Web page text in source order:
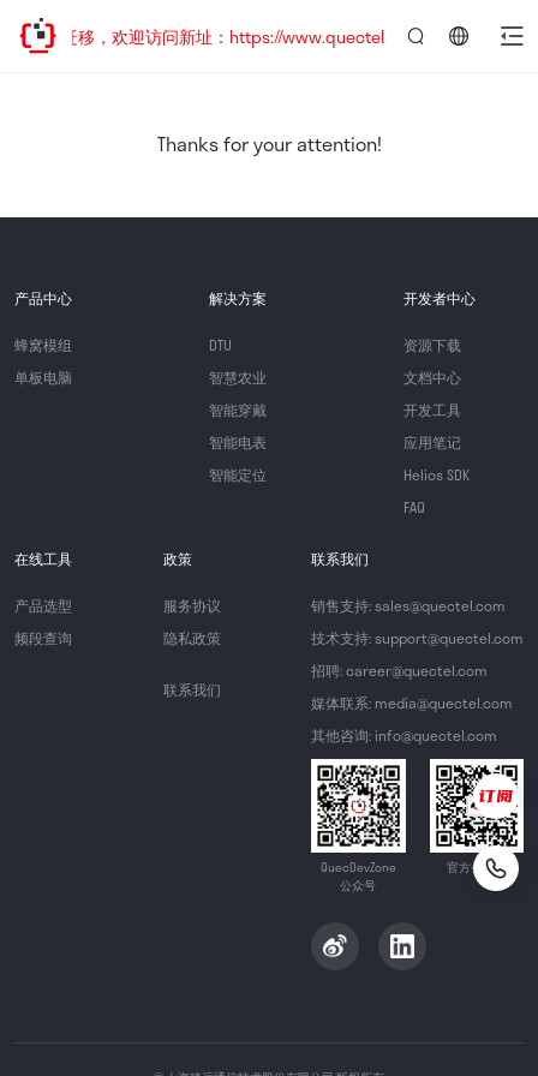
地址已迁移，欢迎访问新址：https://www.quectel.com.cn
Thanks for your attention!
产品中心
蜂窝模组
单板电脑
解决方案
DTU
智慧农业
智能穿戴
智能电表
智能定位
开发者中心
资源下载
文档中心
开发工具
应用笔记
Helios SDK
FAQ
在线工具
产品选型
频段查询
政策
服务协议
隐私政策
联系我们
联系我们
销售支持: sales@quectel.com
技术支持: support@quectel.com
招聘: career@quectel.com
媒体联系: media@quectel.com
其他咨询: info@quectel.com
QuecDevZone
公众号
官方公众号